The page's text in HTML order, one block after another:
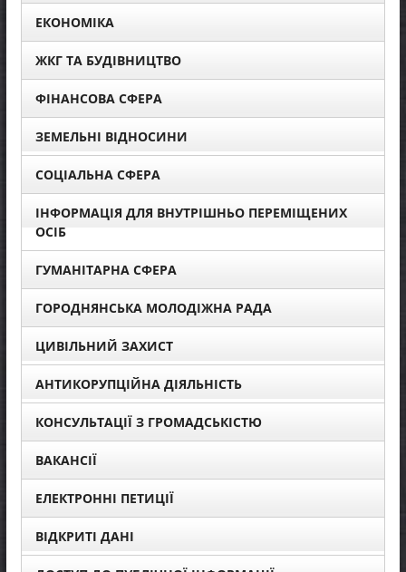
ЕКОНОМІКА
ЖКГ ТА БУДІВНИЦТВО
ФІНАНСОВА СФЕРА
ЗЕМЕЛЬНІ ВІДНОСИНИ
СОЦІАЛЬНА СФЕРА
ІНФОРМАЦІЯ ДЛЯ ВНУТРІШНЬО ПЕРЕМІЩЕНИХ
ОСІБ
ГУМАНІТАРНА СФЕРА
ГОРОДНЯНСЬКА МОЛОДІЖНА РАДА
ЦИВІЛЬНИЙ ЗАХИСТ
АНТИКОРУПЦІЙНА ДІЯЛЬНІСТЬ
КОНСУЛЬТАЦІЇ З ГРОМАДСЬКІСТЮ
ВАКАНСІЇ
ЕЛЕКТРОННІ ПЕТИЦІЇ
ВІДКРИТІ ДАНІ